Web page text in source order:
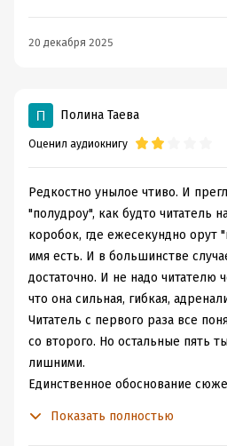
20 декабря 2025
Полина Таева
Оценил аудиокнигу
Редкостно унылое чтиво. И
"полудроу", как будто читатель
коробок, где ежесекундно орут
имя есть. И в большинстве
достаточно. И не надо читателю
что она сильная, гибкая,
Читатель с первого раза все
со второго. Но остальные пять
лишними.
Единственное обоснование
Показать полностью